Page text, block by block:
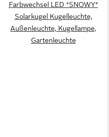
Farbwechsel LED *SNOWY*
Solarkugel Kugelleuchte,
Außenleuchte, Kugellampe,
Gartenleuchte